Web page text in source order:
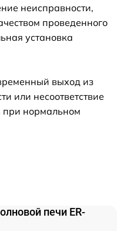
неисправности,
проведенного
установка
выход из
или несоответствие
при нормальном
печи ER-